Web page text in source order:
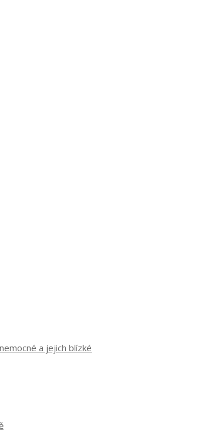
a jejich blízké